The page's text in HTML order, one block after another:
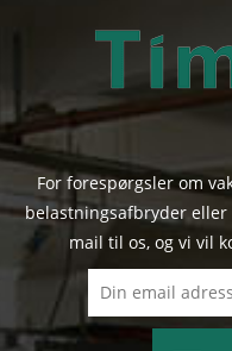
For forespørgsler om
belastningsafbryder
mail til os, og vi vil